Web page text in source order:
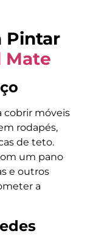
Pintar
Mate
cobrir móveis
rodapés,
de teto.
um pano
e outros
a